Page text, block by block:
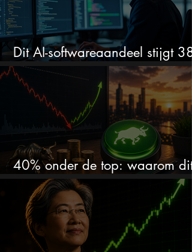
Dit AI-softwareaandeel stijgt
en zet de SaaS-crash op zijn
40% onder de top: waarom dit
aandeel weer interessant wordt